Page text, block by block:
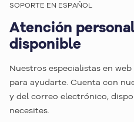
SOPORTE EN ESPAÑOL
Atención
disponible
Nuestros especialistas en
para ayudarte. Cuenta con
y del correo electrónico,
necesites.